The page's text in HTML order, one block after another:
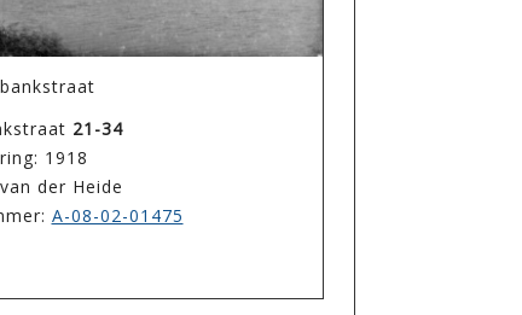
21-34
1918
der Heide
A-08-02-01475